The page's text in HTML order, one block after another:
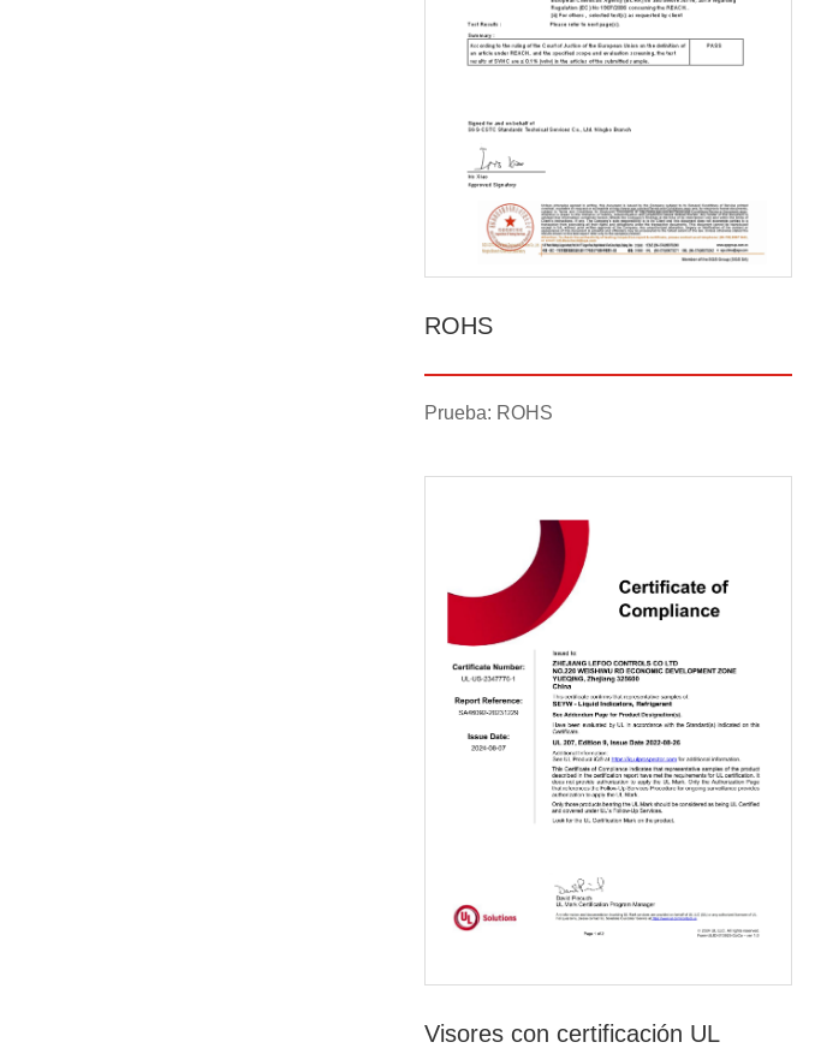
ROHS
Prueba: ROHS
Visores con certificación UL